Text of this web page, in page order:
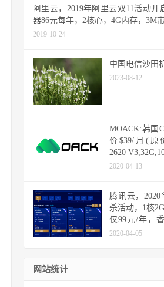
阿里云，2019年阿里云双11活动开
器86元每年，2核心，4G内存，3M
2019-10-24
中国电信沙田
2023-08-12
MOACK:韩国
价$39/月(原
2620
CN2联通LG直
2020-04-13
腾讯云，
杀活动，1核
仅99元/年，
器1核1G内存
2020-04-05
网站统计